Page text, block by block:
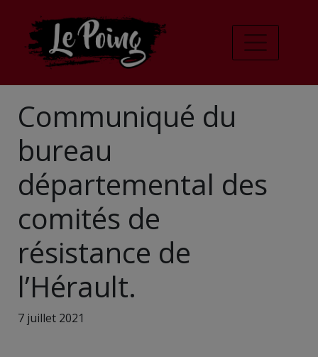
Communiqué du
bureau
départemental des
comités de
résistance de
l’Hérault.
7 juillet 2021